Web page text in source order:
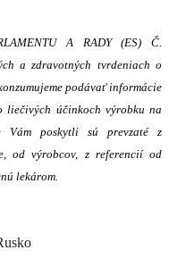
A RADY (ES) Č.
a zdravotných tvrdeniach o
podávať informácie
liečivých účinkoch výrobku na
Vám poskytli sú prevzaté z
od výrobcov, z referencií od
lekárom.